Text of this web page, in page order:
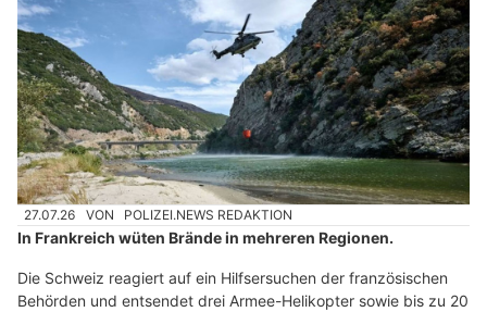
27.07.26 VON POLIZEI.NEWS REDAKTION
In Frankreich wüten Brände in mehreren Regionen.
Die Schweiz reagiert auf ein Hilfsersuchen der französischen
Behörden und entsendet drei Armee-Helikopter sowie bis zu 20